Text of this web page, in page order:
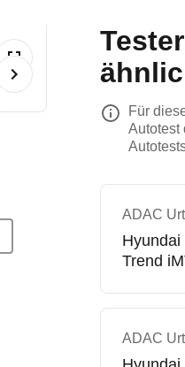
Für
Autotest
ADAC
Hyundai
Trend
ADAC